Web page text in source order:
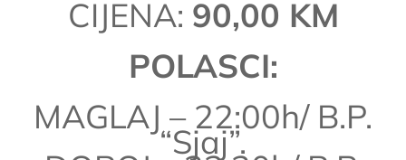
CIJENA: 90,00 KM
POLASCI:
MAGLAJ – 22:00h/ B.P.
“Sjaj”.